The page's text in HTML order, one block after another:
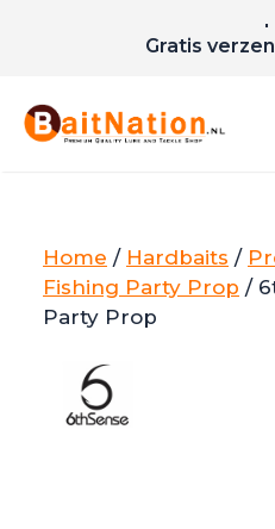
inhoud
Gratis
Home / Hardbaits /
Fishing Party Prop /
Party Prop